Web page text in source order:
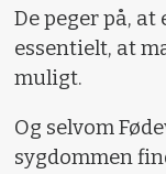
De peger på,
essentielt, at
muligt.
Og selvom
sygdommen